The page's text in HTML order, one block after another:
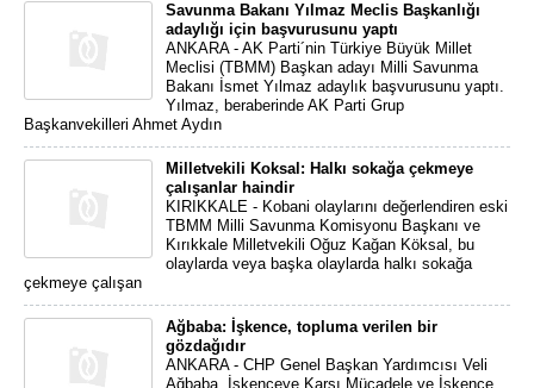
Savunma Bakanı Yılmaz Meclis Başkanlığı
adaylığı için başvurusunu yaptı
ANKARA - AK Parti´nin Türkiye Büyük Millet
Meclisi (TBMM) Başkan adayı Milli Savunma
Bakanı İsmet Yılmaz adaylık başvurusunu yaptı.
Yılmaz, beraberinde AK Parti Grup
Başkanvekilleri Ahmet Aydın
Milletvekili Koksal: Halkı sokağa çekmeye
çalışanlar haindir
KIRIKKALE - Kobani olaylarını değerlendiren eski
TBMM Milli Savunma Komisyonu Başkanı ve
Kırıkkale Milletvekili Oğuz Kağan Köksal, bu
olaylarda veya başka olaylarda halkı sokağa
çekmeye çalışan
Ağbaba: İşkence, topluma verilen bir
gözdağıdır
ANKARA - CHP Genel Başkan Yardımcısı Veli
Ağbaba, İşkenceye Karşı Mücadele ve İşkence